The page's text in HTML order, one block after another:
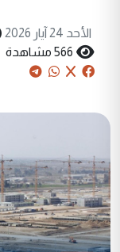
الأحد 24 آيار 2026
566 مشاهدة